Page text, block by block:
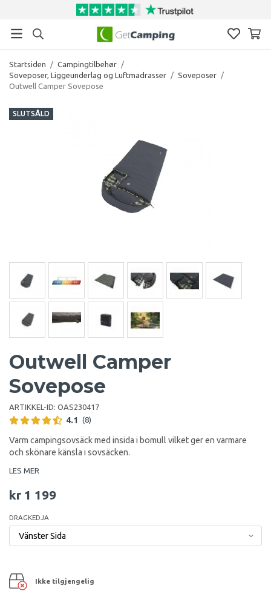
Startsiden / Campingtilbehør /
Soveposer, Liggeunderlag og Luftmadrasser / Soveposer /
Outwell Camper Sovepose
SLUTSÅLD
Outwell Camper
Sovepose
ARTIKKEL-ID: OAS230417
4.1 (8)
Varm campingsovsäck med insida i bomull vilket ger en varmare
och skönare känsla i sovsäcken.
LES MER
kr 1 199
DRAGKEDJA
Ikke tilgjengelig